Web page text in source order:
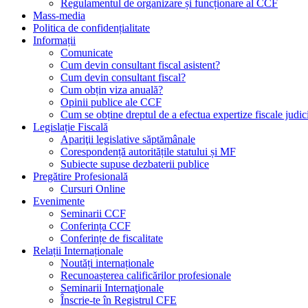
Regulamentul de organizare și funcționare al CCF
Mass-media
Politica de confidențialitate
Informații
Comunicate
Cum devin consultant fiscal asistent?
Cum devin consultant fiscal?
Cum obțin viza anuală?
Opinii publice ale CCF
Cum se obține dreptul de a efectua expertize fiscale
Legislație Fiscală
Apariţii legislative săptămânale
Corespondență autoritățile statului și MF
Subiecte supuse dezbaterii publice
Pregătire Profesională
Cursuri Online
Evenimente
Seminarii CCF
Conferința CCF
Conferințe de fiscalitate
Relații Internaționale
Noutăți internaționale
Recunoașterea calificărilor profesionale
Seminarii Internaţionale
Înscrie-te în Registrul CFE